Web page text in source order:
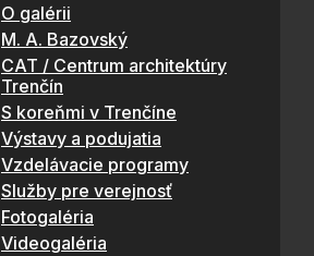
O galérii
M. A. Bazovský
CAT / Centrum architektúry
Trenčín
S koreňmi v Trenčíne
Výstavy a podujatia
Vzdelávacie programy
Služby pre verejnosť
Fotogaléria
Videogaléria